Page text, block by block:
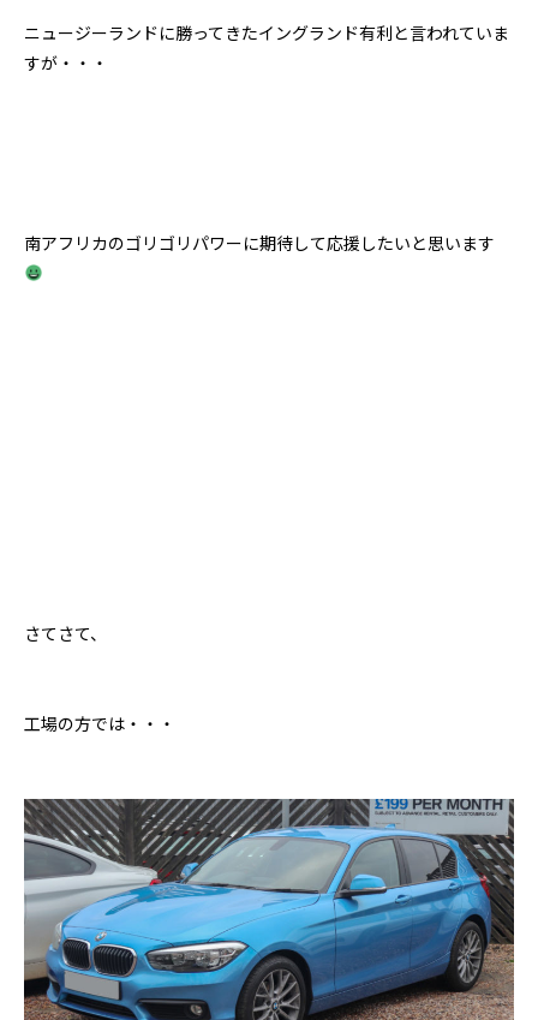
ニュージーランドに勝ってきたイングランド有利と言われていま
すが・・・
南アフリカのゴリゴリパワーに期待して応援したいと思います
さてさて、
工場の方では・・・